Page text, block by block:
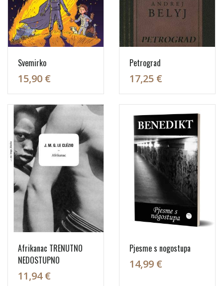
Svemirko
15,90 €
Petrograd
17,25 €
Afrikanac TRENUTNO
NEDOSTUPNO
11,94 €
Pjesme s nogostupa
14,99 €